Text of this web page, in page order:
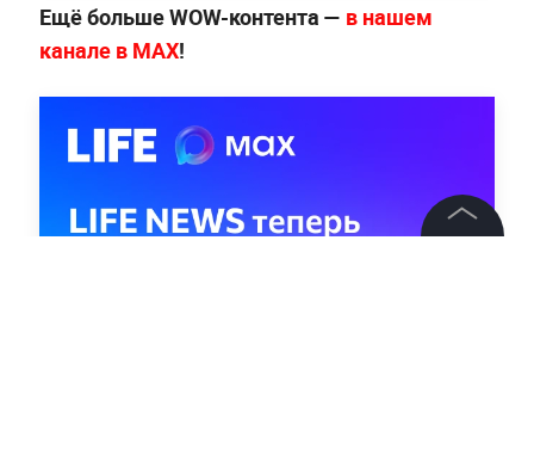
Ещё больше WOW-контента — в нашем
канале в МАХ!